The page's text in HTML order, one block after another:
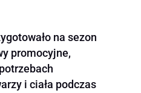
na sezon
promocyjne,
i ciała podczas